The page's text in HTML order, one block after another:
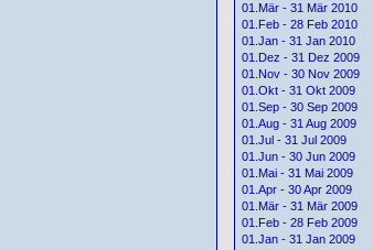
01.Mär - 31 Mär 2010
01.Feb - 28 Feb 2010
01.Jan - 31 Jan 2010
01.Dez - 31 Dez 2009
01.Nov - 30 Nov 2009
01.Okt - 31 Okt 2009
01.Sep - 30 Sep 2009
01.Aug - 31 Aug 2009
01.Jul - 31 Jul 2009
01.Jun - 30 Jun 2009
01.Mai - 31 Mai 2009
01.Apr - 30 Apr 2009
01.Mär - 31 Mär 2009
01.Feb - 28 Feb 2009
01.Jan - 31 Jan 2009